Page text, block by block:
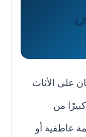
على الأثاث
من
عاطفية أو